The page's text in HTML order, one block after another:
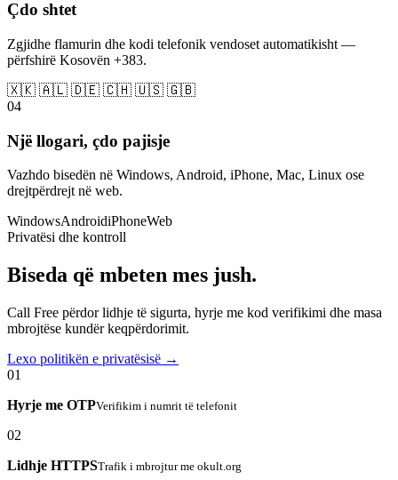
Çdo shtet
Zgjidhe flamurin dhe kodi telefonik vendoset automatikisht —
përfshirë Kosovën +383.
🇽🇰 🇦🇱 🇩🇪 🇨🇭 🇺🇸 🇬🇧
04
Një llogari, çdo pajisje
Vazhdo bisedën në Windows, Android, iPhone, Mac, Linux ose
drejtpërdrejt në web.
WindowsAndroidiPhoneWeb
Privatësi dhe kontroll
Biseda që mbeten mes jush.
Call Free përdor lidhje të sigurta, hyrje me kod verifikimi dhe masa
mbrojtëse kundër keqpërdorimit.
Lexo politikën e privatësisë →
01
Hyrje me OTPVerifikim i numrit të telefonit
02
Lidhje HTTPSTrafik i mbrojtur me okult.org